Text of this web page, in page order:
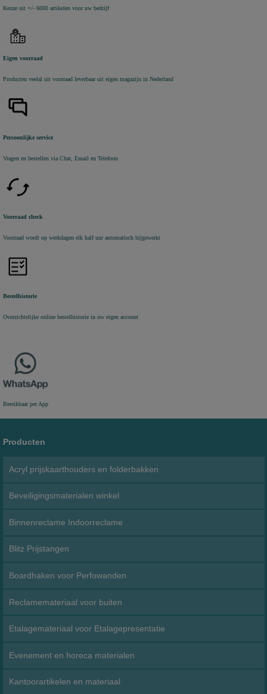
Keuze uit +/- 6000 artikelen voor uw bedrijf
Eigen voorraad
Producten veelal uit voorraad leverbaar uit eigen magazijn in Nederland
Persoonlijke service
Vragen en bestellen via Chat, Email en Telefoon
Voorraad check
Voorraad wordt op werkdagen elk half uur automatisch bijgewerkt
Bestelhistorie
Overzichtelijke online bestelhistorie in uw eigen account
Bereikbaar per App
Producten
Acryl prijskaarthouders en folderbakken
Beveiligingsmaterialen winkel
Binnenreclame Indoorreclame
Blitz Prijstangen
Boardhaken voor Perfowanden
Reclamemateriaal voor buiten
Etalagemateriaal voor Etalagepresentatie
Evenement en horeca materialen
Kantoorartikelen en materiaal